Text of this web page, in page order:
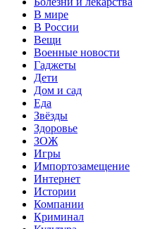
В мире
В России
Вещи
Военные новости
Гаджеты
Дети
Дом и сад
Еда
Звёзды
Здоровье
ЗОЖ
Игры
Импортозамещение
Интернет
Истории
Компании
Криминал